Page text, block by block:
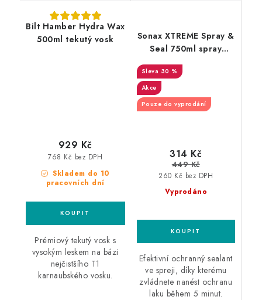
Bilt Hamber Hydra Wax
500ml tekutý vosk
Skladem do 10
pracovních dní
768 Kč bez DPH
929 Kč
Prémiový tekutý vosk s
vysokým leskem na bázi
nejčistšího T1
karnaubského vosku.
Sonax XTREME Spray &
Seal 750ml spray
sealant
30 %
Akce
Pouze do vyprodání
Vyprodáno
260 Kč bez DPH
314 Kč
449 Kč
Efektivní ochranný sealant
ve spreji, díky kterému
zvládnete nanést ochranu
laku během 5 minut.